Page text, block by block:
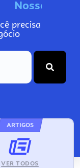
Nosso
precisa
ARTIGOS
VER TODOS